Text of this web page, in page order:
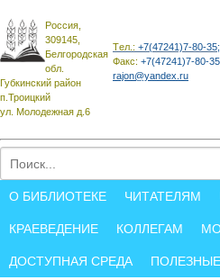
Россия,
309145,
Белгородская
обл.
Губкинский район
п.Троицкий
ул. Молодежная д.6
Tел.: +7(47241)7-80-35;
Факс: +7(47241)7-80-35
rajon@yandex.ru
О БИБЛИОТЕКЕ ЧИТАТЕЛЯМ
КРАЕВЕДЕНИЕ КОЛЛЕГАМ
ДОСТУПНАЯ СРЕДА